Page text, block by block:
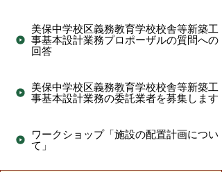
美保中学校区義務教育学校校舎等新築工
事基本設計業務プロポーザルの質問への
回答
美保中学校区義務教育学校校舎等新築工
事基本設計業務の委託業者を募集します
ワークショップ「施設の配置計画につい
て」